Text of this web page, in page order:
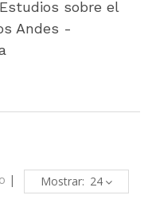
sobre el
Andes -
| Mostrar: